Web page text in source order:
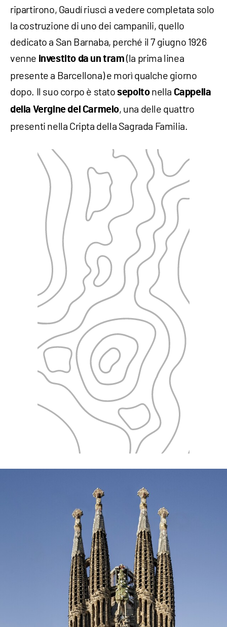
ripartirono, Gaudí riuscì a vedere completata solo
la costruzione di uno dei campanili, quello
dedicato a San Barnaba, perché il 7 giugno 1926
venne investito da un tram (la prima linea
presente a Barcellona) e morì qualche giorno
dopo. Il suo corpo è statosepoltonella Cappella
della Vergine del Carmelo, una delle quattro
presenti nella Cripta della Sagrada Familia.